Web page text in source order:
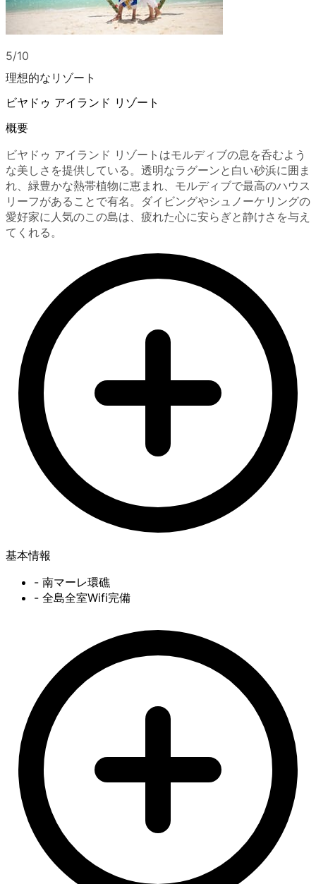
5/10
理想的なリゾート
ビヤドゥ アイランド リゾート
概要
ビヤドゥ アイランド リゾートはモルディブの息を呑むよう
な美しさを提供している。透明なラグーンと白い砂浜に囲ま
れ、緑豊かな熱帯植物に恵まれ、モルディブで最高のハウス
リーフがあることで有名。ダイビングやシュノーケリングの
愛好家に人気のこの島は、疲れた心に安らぎと静けさを与え
てくれる。
基本情報
- 南マーレ環礁
- 全島全室Wifi完備